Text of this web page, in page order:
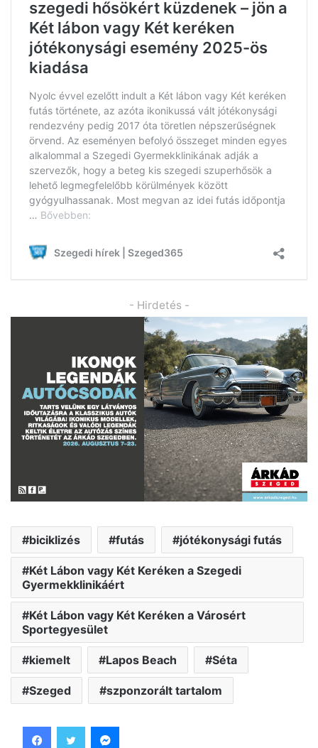
- Hirdetés -
biciklizés futás jótékonysági futás
Két Lábon vagy Két Keréken a Szegedi
Gyermekklinikáért
Két Lábon vagy Két Keréken a Városért
Sportegyesület
kiemelt Lapos Beach Séta
Szeged szponzorált tartalom